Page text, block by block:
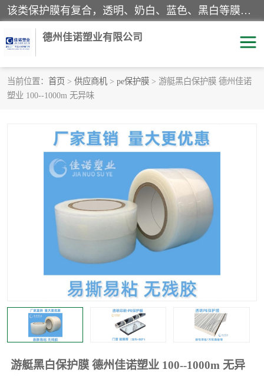
该类保护膜有复合，透明、奶白、蓝色、黑白等膜型。特高粘，高粘，中高粘，中粘，中低粘，低粘等。对于不同的粘力要求有相应的产品相适配。无胶渍残留污染。在较宽的收卷幅度下平整无皱纹，收卷长度大，利于机械化及自动化施工粘贴。为您的产品提供的表面保护解决方案。 产品广泛适用于：铝材、不锈钢、金属、塑料、电子、家电、家具、玻璃、化工材料、装饰材料等。
德州佳诺塑业有限公司
当前位置： 首页 > 供应商机 > pe保护膜 > 游艇黑白保护膜 德州佳诺
塑业 100--1000m 无异味
游艇黑白保护膜 德州佳诺塑业 100--1000m 无异
pe保护膜
地毯保护膜 家具保护膜
拉伸缠绕膜
乳白保护膜
明蓝保护膜 纯黑保护膜
印字保护膜 彩钢板保护膜
不绣钢板保护膜 两边上胶保护膜
不锈钢板保护膜 一次性隔离膜